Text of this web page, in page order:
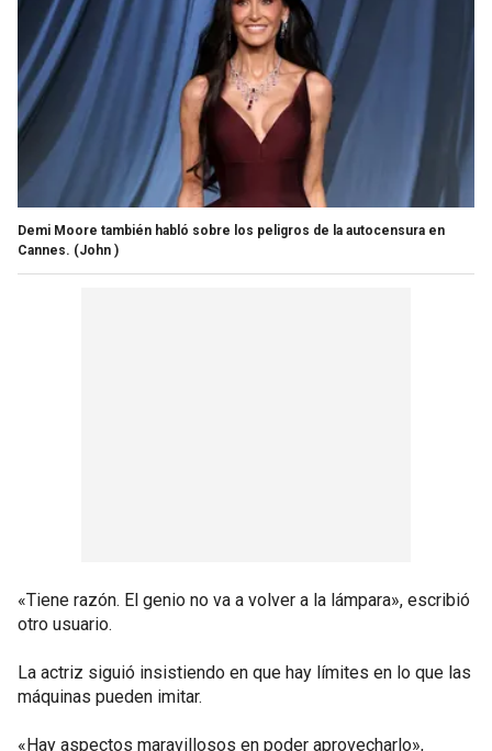
Demi Moore también habló sobre los peligros de la autocensura en
Cannes. (John )
«Tiene razón. El genio no va a volver a la lámpara», escribió
otro usuario.
La actriz siguió insistiendo en que hay límites en lo que las
máquinas pueden imitar.
«Hay aspectos maravillosos en poder aprovecharlo»,